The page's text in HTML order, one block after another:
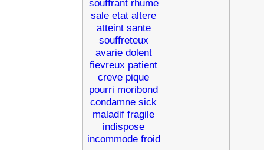
souffrant rhume
sale etat altere
atteint sante
souffreteux
avarie dolent
fievreux patient
creve pique
pourri moribond
condamne sick
maladif fragile
indispose
incommode froid